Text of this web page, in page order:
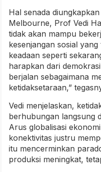
Hal senada
Melbourne, Prof Vedi
tidak akan mampu
kesenjangan sosial
keadaan seperti
harapkan dari
berjalan sebagaimana
ketidaksetaraan,”
Vedi menjelaskan,
berhubungan langsung
Arus globalisasi
konektivitas justru
itu mencerminkan
produksi meningkat,